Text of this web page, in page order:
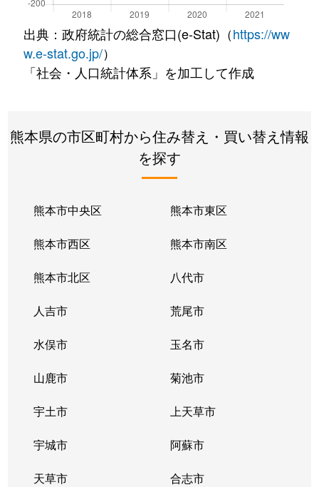
出典：政府統計の総合窓口(e-Stat)（https://ww
w.e-stat.go.jp/）
「社会・人口統計体系」を加工して作成
熊本県の市区町村から住み替え・買い替え情報
を探す
熊本市中央区 熊本市東区
熊本市西区 熊本市南区
熊本市北区 八代市
人吉市 荒尾市
水俣市 玉名市
山鹿市 菊池市
宇土市 上天草市
宇城市 阿蘇市
天草市 合志市